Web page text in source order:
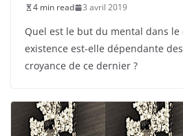
4 min read
3 avril 2019
Quel est le but du mental dans le
existence est-elle dépendante
croyance de ce dernier ?